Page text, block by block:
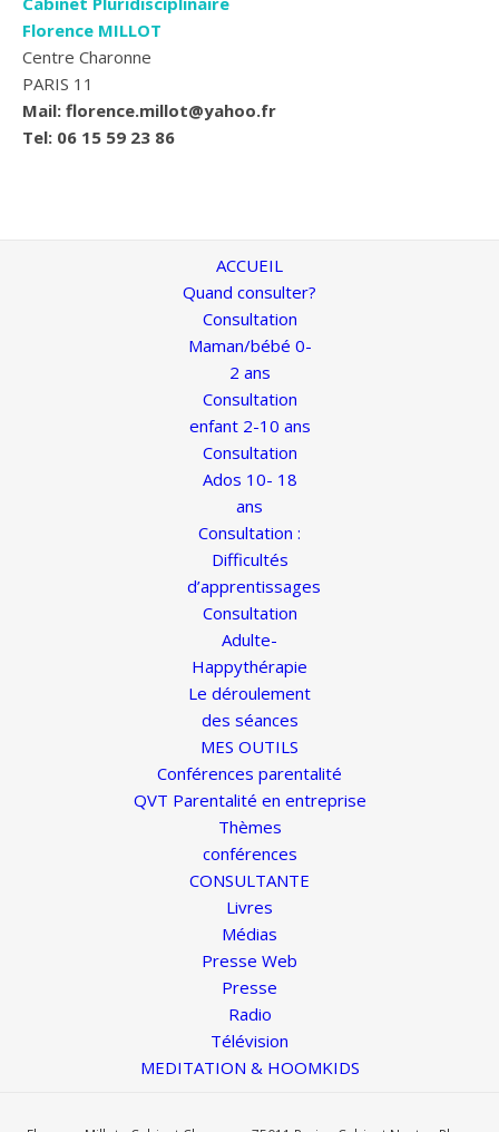
Florence MILLOT
Centre Charonne
PARIS 11
Mail: florence.millot@yahoo.fr
Tel: 06 15 59 23 86
ACCUEIL
Quand consulter?
Consultation
Maman/bébé 0-
2 ans
Consultation
enfant 2-10 ans
Consultation
Ados 10- 18
ans
Consultation :
Difficultés
d’apprentissages
Consultation
Adulte-
Happythérapie
Le déroulement
des séances
MES OUTILS
Conférences parentalité
QVT Parentalité en entreprise
Thèmes
conférences
CONSULTANTE
Livres
Médias
Presse Web
Presse
Radio
Télévision
MEDITATION & HOOMKIDS